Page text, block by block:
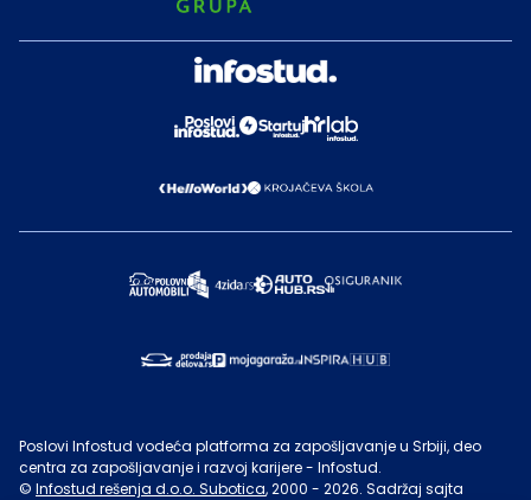
Poslovi Infostud vodeća platforma za zapošljavanje u Srbiji, deo
centra za zapošljavanje i razvoj karijere - Infostud.
© Infostud rešenja d.o.o. Subotica, 2000 - 2026. Sadržaj sajta